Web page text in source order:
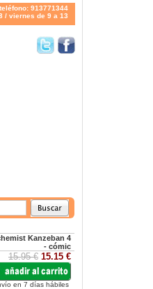
913771344
/ viernes de 9 a 13
Kanzeban 4
- cómic
15.95 € 15.15 €
en 7 días hábiles